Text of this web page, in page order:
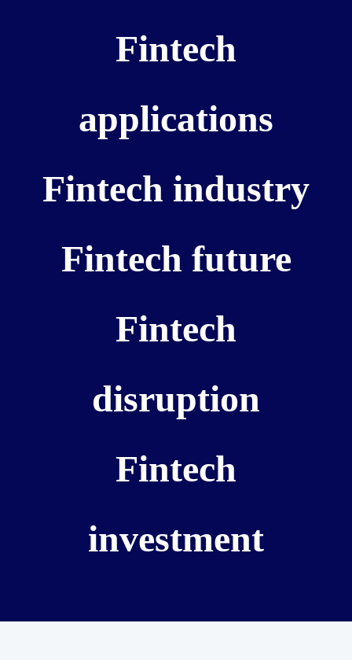
Fintech
applications
Fintech industry
Fintech future
Fintech
disruption
Fintech
investment